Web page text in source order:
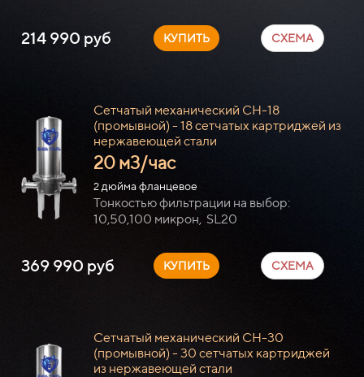
214 990 руб КУПИТЬ СХЕМА
Сетчатый механический СН-18
(промывной) - 18 сетчатых картриджей из
нержавеющей стали
20 м3/час
2 дюйма фланцевое
Тонкостью фильтрации на выбор:
10,50,100 микрон, SL20
369 990 руб КУПИТЬ СХЕМА
Сетчатый механический СН-30
(промывной) - 30 сетчатых картриджей
из нержавеющей стали